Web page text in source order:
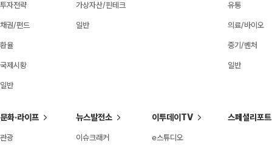
투자전략
채권/펀드
환율
국제시황
일반
가상자산/핀테크
일반
유통
의료/바이오
중기/벤처
일반
문화·라이프
관광
뉴스발전소
이슈크래커
이투데이TV
e스튜디오
스페셜리포트